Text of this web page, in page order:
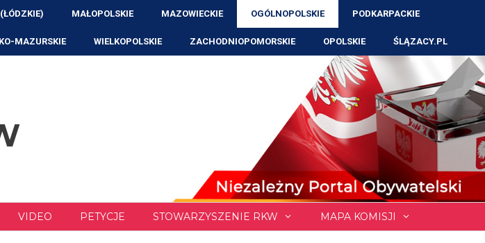
MAŁOPOLSKIE MAZOWIECKIE OGÓLNOPOLSKIE PODKARPACKIE
MAZURSKIE WIELKOPOLSKIE ZACHODNIOPOMORSKIE OPOLSKIE ŚLĄZACY.PL
VIDEO PETYCJE STOWARZYSZENIE RKW MAPA KOMISJI